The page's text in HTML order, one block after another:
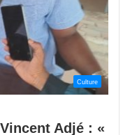
Culture
Adjé : «